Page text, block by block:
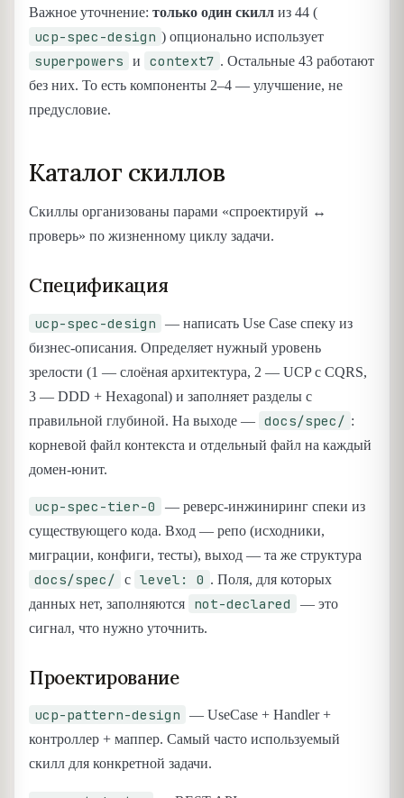
Важное уточнение: только один скилл из 44 (
ucp-spec-design ) опционально использует
superpowers и context7 . Остальные 43 работают
без них. То есть компоненты 2–4 — улучшение, не
предусловие.
Каталог скиллов
Скиллы организованы парами «спроектируй ↔
проверь» по жизненному циклу задачи.
Спецификация
ucp-spec-design
— написать Use Case спеку из
бизнес-описания. Определяет нужный уровень
зрелости (1 — слоёная архитектура, 2 — UCP с CQRS,
3 — DDD + Hexagonal) и заполняет разделы с
правильной глубиной. На выходе — docs/spec/ :
корневой файл контекста и отдельный файл на каждый
домен-юнит.
ucp-spec-tier-0
— реверс-инжиниринг спеки из
существующего кода. Вход — репо (исходники,
миграции, конфиги, тесты), выход — та же структура
docs/spec/ с level: 0 . Поля, для которых
данных нет, заполняются
not-declared
— это
сигнал, что нужно уточнить.
Проектирование
ucp-pattern-design
— UseCase + Handler +
контроллер + маппер. Самый часто используемый
скилл для конкретной задачи.